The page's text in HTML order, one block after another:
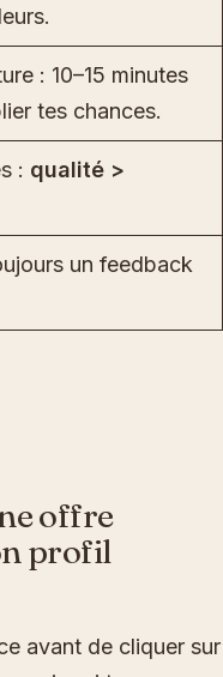
: 10–15 minutes
tes chances.
: qualité >
un feedback
offre
profil
avant de cliquer sur